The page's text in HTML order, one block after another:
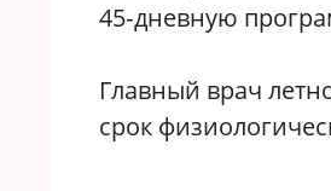
45‑дневную
Главный врач
срок